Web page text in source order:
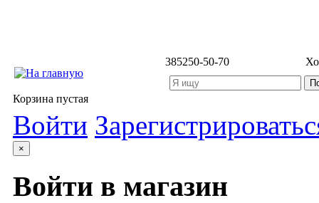
385250-50-70
Корзина пустая
Войти
×
Войти в магазин